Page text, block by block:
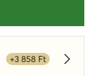
+3 858 Ft